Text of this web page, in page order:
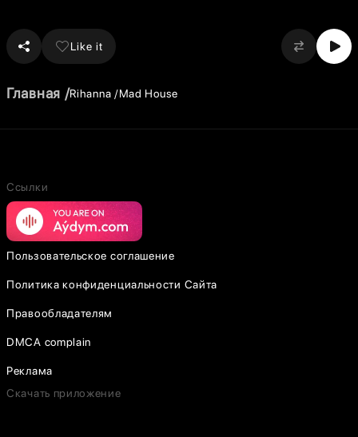
Like it
Главная Rihanna Mad House
Ссылки
Пользовательское соглашение
Политика конфиденциальности Сайта
Правообладателям
DMCA complain
Реклама
Скачать приложение